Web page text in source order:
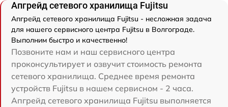
Апгрейд сетевого хранилища Fujitsu
Апгрейд сетевого хранилища Fujitsu - несложная задача
для нашего сервисного центра Fujitsu в Волгограде.
Выполним быстро и качественно!
Позвоните нам и наш сервисного центра
проконсультирует и озвучит стоимость ремонта
сетевого хранилища. Среднее время ремонта
устройств Fujitsu в нашем сервисном - 2 часа.
Апгрейд сетевого хранилища Fujitsu выполняется